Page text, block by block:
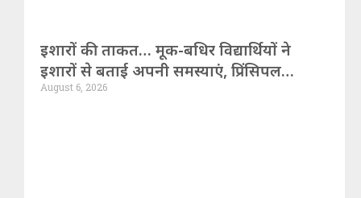
इशारों की ताकत… मूक-बधिर विद्यार्थियों ने
इशारों से बताई अपनी समस्याएं, प्रिंसिपल
निलंबित
August 6, 2026